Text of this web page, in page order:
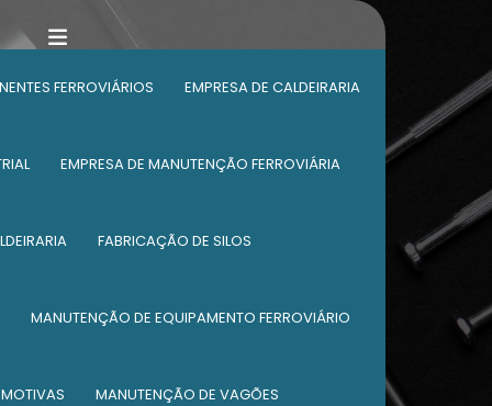
FERROVIÁRIOS EMPRESA DE CALDEIRARIA
EMPRESA DE MANUTENÇÃO FERROVIÁRIA
FABRICAÇÃO DE SILOS
MANUTENÇÃO DE EQUIPAMENTO FERROVIÁRIO
MANUTENÇÃO DE VAGÕES